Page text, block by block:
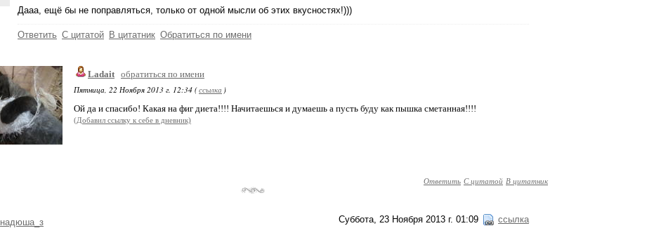
Дааа, ещё бы не поправляться, только от одной мысли об этих вкусностях!)))
Ответить С цитатой В цитатник Обратиться по имени
Ladait обратиться по имени
Пятница, 22 Ноября 2013 г. 12:34 (ссылка )
Ой да и спасибо! Какая на фиг диета!!!! Начитаешься и думаешь а пусть буду как пышка сметанная!!!!
(Добавил ссылку к себе в дневник)
Ответить С цитатой В цитатник
Суббота, 23 Ноября 2013 г. 01:09 ссылка
надюша_з